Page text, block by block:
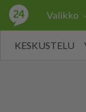
Valikko
KESKUSTELU